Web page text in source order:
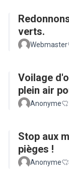
verts.
Webmaster
Voilage
plein air
Anonyme
Stop aux
pièges !
Anonyme